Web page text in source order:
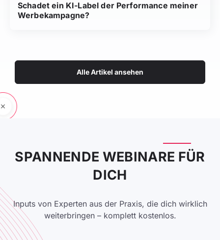
Schadet ein KI-Label der Performance meiner
Werbekampagne?
Alle Artikel ansehen
SPANNENDE WEBINARE FÜR
DICH
Inputs von Experten aus der Praxis, die dich wirklich
weiterbringen – komplett kostenlos.